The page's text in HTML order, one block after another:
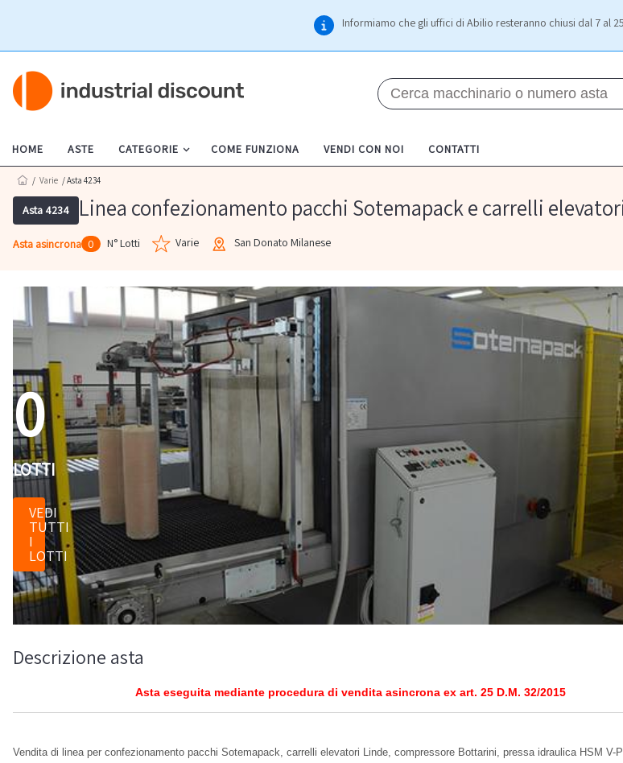
Informiamo che gli uffici di Abilio resteranno chiusi dal 7 al
HOME ASTE CATEGORIE COME FUNZIONA VENDI CON NOI CONTATTI
/ Varie / Asta 4234
Asta 4234 Linea confezionamento pacchi Sotemapack e carrelli
Asta asincrona 0 N° Lotti Varie San Donato Milanese
0
LOTTI
VEDI
TUTTI
I
LOTTI
Descrizione asta
Asta eseguita mediante procedura di vendita asincrona ex art. 25 D.M. 32/2015
Vendita di linea per confezionamento pacchi Sotemapack, carrelli elevatori Linde, compressore Bottarini, pressa idraulica HSM V-